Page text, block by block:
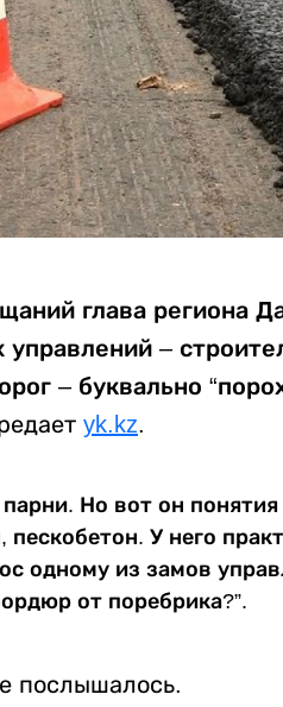
глава региона
управлений –
– буквально
yk.kz.
Но вот он
пескобетон. У него
одному из замов
от поребрика?”.
послышалось.